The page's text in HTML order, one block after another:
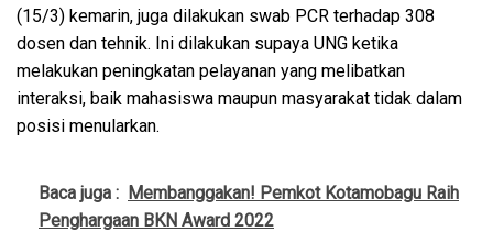
(15/3) kemarin, juga dilakukan swab PCR terhadap 308
dosen dan tehnik. Ini dilakukan supaya UNG ketika
melakukan peningkatan pelayanan yang melibatkan
interaksi, baik mahasiswa maupun masyarakat tidak dalam
posisi menularkan.
Baca juga : Membanggakan! Pemkot Kotamobagu Raih
Penghargaan BKN Award 2022